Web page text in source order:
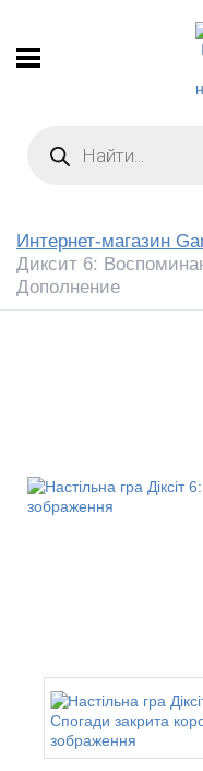
Интернет-магазин
Диксит 6:
Дополнение